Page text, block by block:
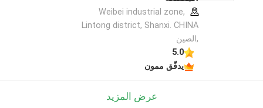
Weibei industrial zone,
Lintong district, Shanxi. CHINA
,الصين
5.0
يدقّق ممون
عرض المزيد